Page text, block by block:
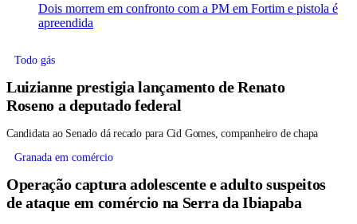
Dois morrem em confronto com a PM em Fortim e pistola é
apreendida
Todo gás
Luizianne prestigia lançamento de Renato
Roseno a deputado federal
Candidata ao Senado dá recado para Cid Gomes, companheiro de chapa
Granada em comércio
Operação captura adolescente e adulto suspeitos
de ataque em comércio na Serra da Ibiapaba